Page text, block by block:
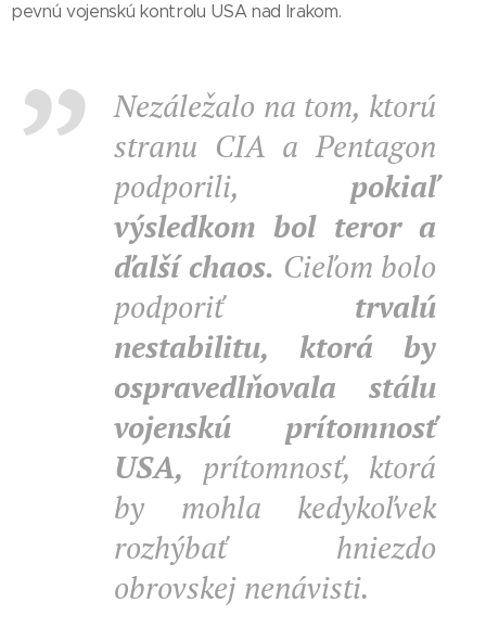
pevnú vojenskú kontrolu USA nad Irakom.
Nezáležalo na tom, ktorú
stranu CIA a Pentagon
podporili, pokiaľ
výsledkom bol teror a
ďalší chaos. Cieľom bolo
podporiť trvalú
nestabilitu,
ktorá by
ospravedlňovala stálu
vojenskú prítomnosť
USA, prítomnosť, ktorá
by mohla kedykoľvek
rozhýbať hniezdo
obrovskej nenávisti.